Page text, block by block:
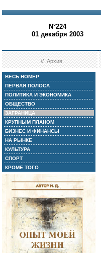
N°224
01 декабря 2003
//Архив
ВЕСЬ НОМЕР
ПЕРВАЯ ПОЛОСА
ПОЛИТИКА И ЭКОНОМИКА
ОБЩЕСТВО
ЗАГРАНИЦА
КРУПНЫМ ПЛАНОМ
БИЗНЕС И ФИНАНСЫ
НА РЫНКЕ
КУЛЬТУРА
СПОРТ
КРОМЕ ТОГО